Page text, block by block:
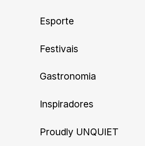
nossas novidades.
Esporte
Festivais
Gastronomia
Inspiradores
Proudly UNQUIET